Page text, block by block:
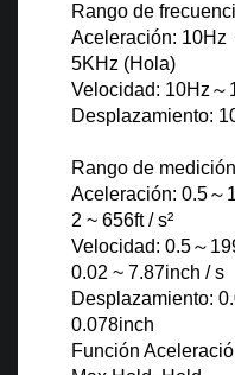
Rango de
Aceleración: 10Hz
5KHz (Hola)
Velocidad: 10Hz ～
Desplazamiento:
Rango de medición
Aceleración: 0.5～
2 ~ 656ft / s²
Velocidad: 0.5～
0.02 ~ 7.87inch / s
Desplazamiento:
0.078inch
Función